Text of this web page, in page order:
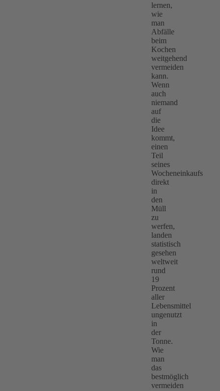
lernen,
wie
man
Abfälle
beim
Kochen
weitgehend
vermeiden
kann.
Wenn
auch
niemand
auf
die
Idee
kommt,
einen
Teil
seines
Wocheneinkaufs
direkt
in
den
Müll
zu
werfen,
landen
statistisch
gesehen
weltweit
rund
19
Prozent
aller
Lebensmittel
ungenutzt
in
der
Tonne.
Wie
man
das
bestmöglich
vermeiden